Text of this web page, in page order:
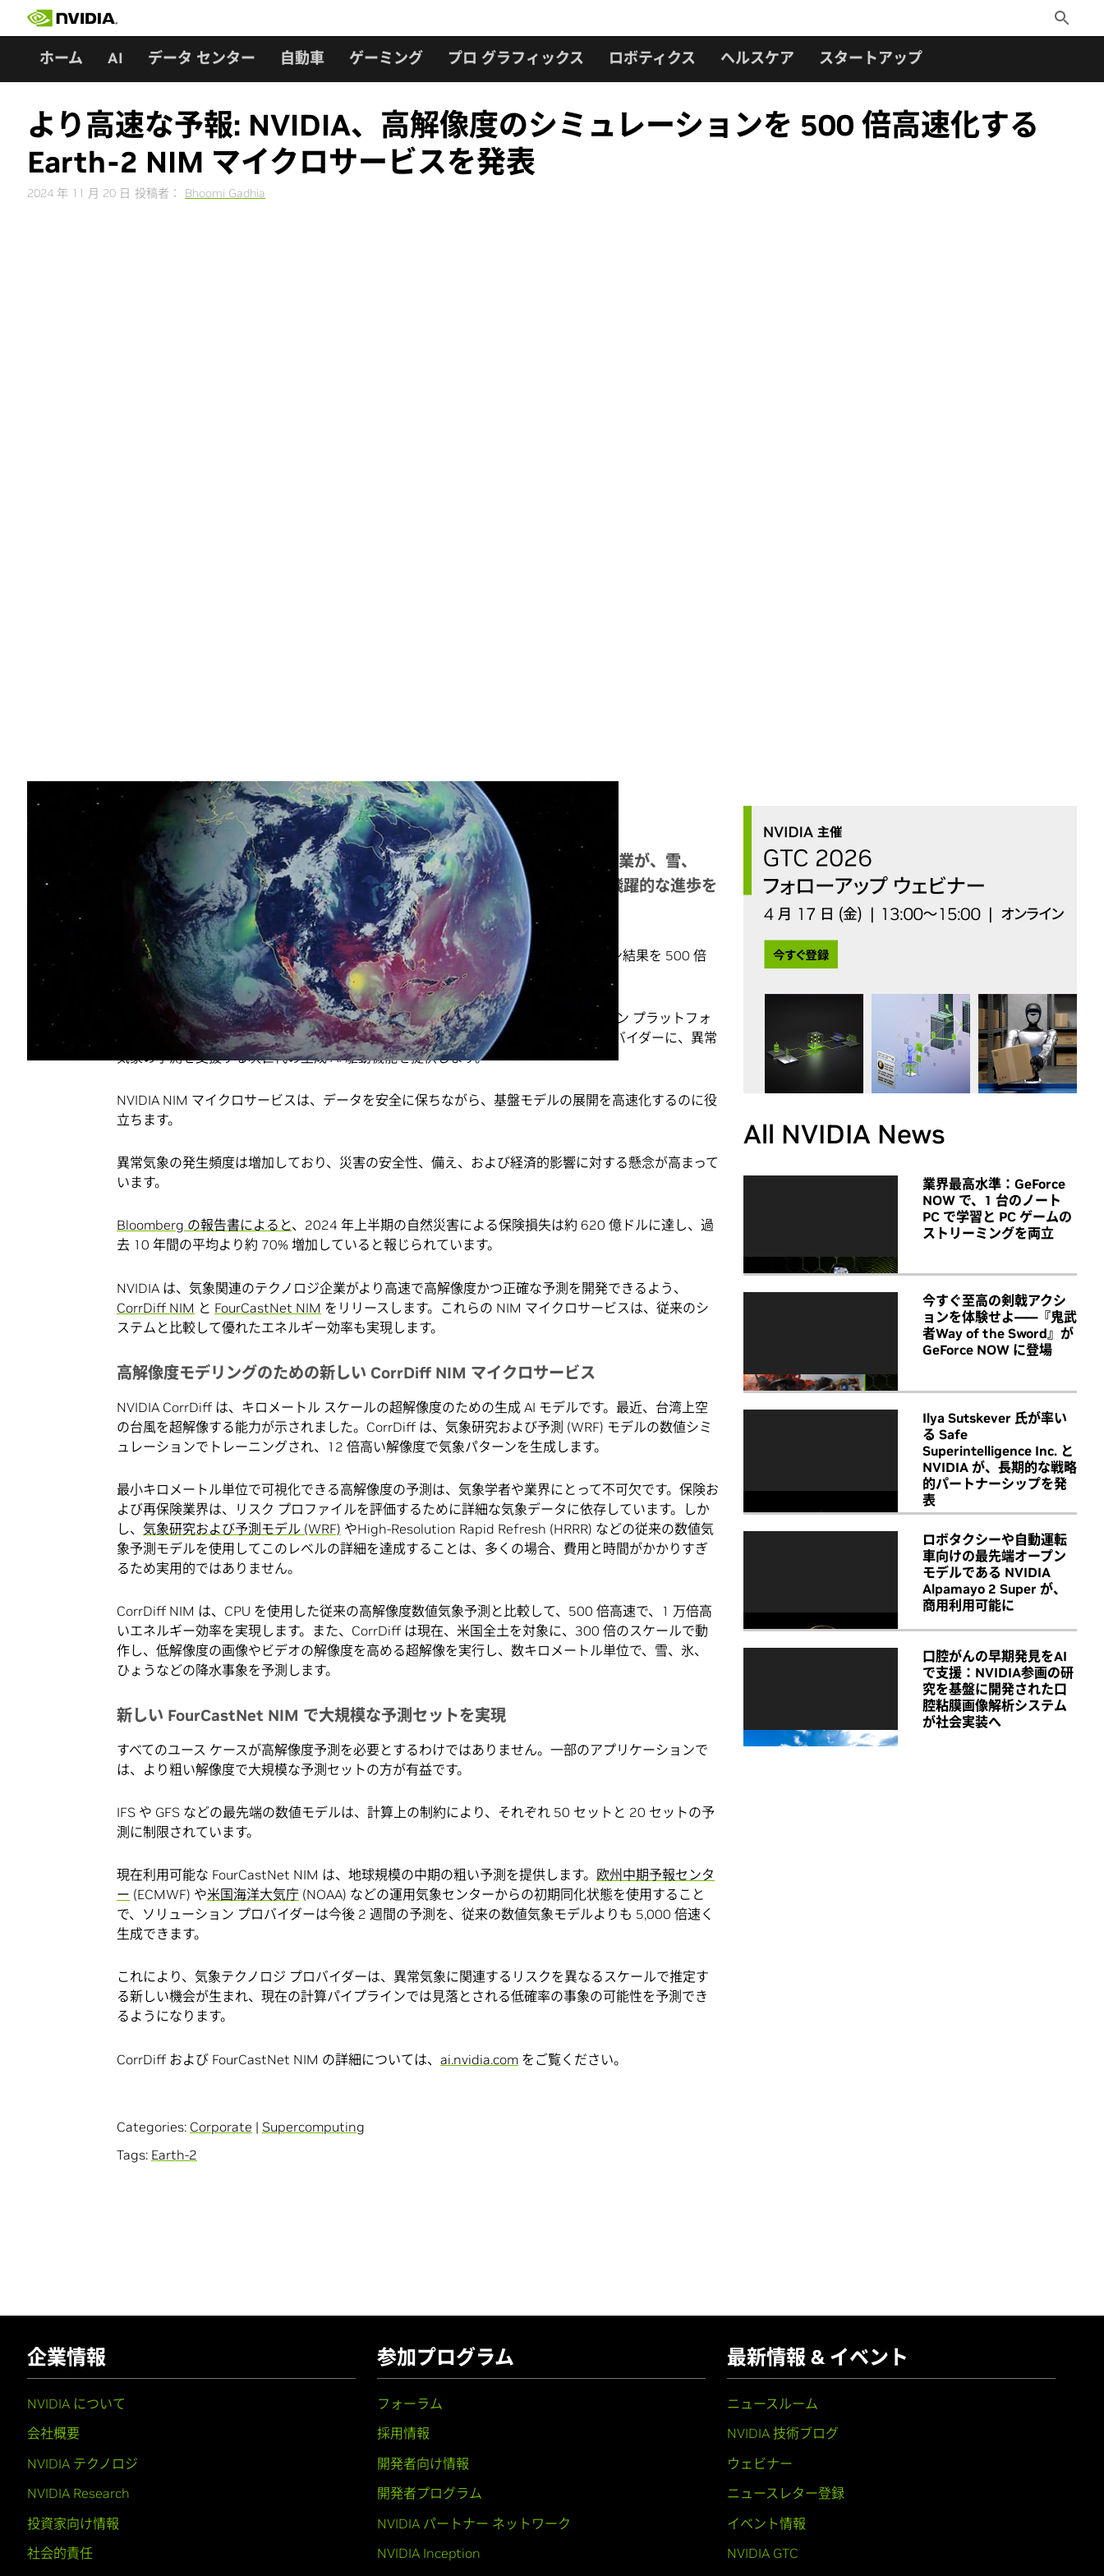
Toggle
Search
ホーム AI データ センター 自動車 ゲーミング プロ グラフィックス ロボティクス ヘルスケア スタートアップ
より高速な予報: NVIDIA、高解像度のシミュレーションを 500 倍高速化する
Earth-2 NIM マイクロサービスを発表
2024 年 11 月 20 日 投稿者： Bhoomi Gadhia
新しい NVIDIA NIM マイクロサービスにより、気象関連のテクノロジ企業が、雪、
氷、ひょうを予測する AI モデルの開発および展開を可能にするうえで飛躍的な進歩を
もたらす
NVIDIA は本日、SC24 で、NVIDIA Earth-2 で気候変動モデリングのシミュレーション結果を 500 倍
高速化できる 2 つの新しい NIM マイクロサービスを発表しました。
Earth-2 は、気象および気候の条件をシミュレーションし、可視化するデジタル ツイン プラットフォ
ームです。新しい NIM マイクロサービスは、気象テクノロジ アプリケーション プロバイダーに、異常
気象の予測を支援する次世代の生成 AI 駆動機能を提供します。
NVIDIA NIM マイクロサービスは、データを安全に保ちながら、基盤モデルの展開を高速化するのに役
立ちます。
異常気象の発生頻度は増加しており、災害の安全性、備え、および経済的影響に対する懸念が高まって
います。
Bloomberg の報告書によると、2024 年上半期の自然災害による保険損失は約 620 億ドルに達し、過
去 10 年間の平均より約 70% 増加していると報じられています。
NVIDIA は、気象関連のテクノロジ企業がより高速で高解像度かつ正確な予測を開発できるよう、
CorrDiff NIM と FourCastNet NIM をリリースします。これらの NIM マイクロサービスは、従来のシ
ステムと比較して優れたエネルギー効率も実現します。
高解像度モデリングのための新しい CorrDiff NIM マイクロサービス
NVIDIA CorrDiff は、キロメートル スケールの超解像度のための生成 AI モデルです。最近、台湾上空
の台風を超解像する能力が示されました。CorrDiff は、気象研究および予測 (WRF) モデルの数値シミ
ュレーションでトレーニングされ、12 倍高い解像度で気象パターンを生成します。
最小キロメートル単位で可視化できる高解像度の予測は、気象学者や業界にとって不可欠です。保険お
よび再保険業界は、リスク プロファイルを評価するために詳細な気象データに依存しています。しか
し、 気象研究および予測モデル (WRF) やHigh-Resolution Rapid Refresh (HRRR) などの従来の数値気
象予測モデルを使用してこのレベルの詳細を達成することは、多くの場合、費用と時間がかかりすぎ
るため実用的ではありません。
CorrDiff NIM は、CPU を使用した従来の高解像度数値気象予測と比較して、500 倍高速で、1 万倍高
いエネルギー効率を実現します。また、CorrDiff は現在、米国全土を対象に、300 倍のスケールで動
作し、低解像度の画像やビデオの解像度を高める超解像を実行し、数キロメートル単位で、雪、氷、
ひょうなどの降水事象を予測します。
新しい FourCastNet NIM で大規模な予測セットを実現
すべてのユース ケースが高解像度予測を必要とするわけではありません。一部のアプリケーションで
は、より粗い解像度で大規模な予測セットの方が有益です。
IFS や GFS などの最先端の数値モデルは、計算上の制約により、それぞれ 50 セットと 20 セットの予
測に制限されています。
現在利用可能な FourCastNet NIM は、地球規模の中期の粗い予測を提供します。 欧州中期予報センタ
ー (ECMWF) や米国海洋大気庁 (NOAA) などの運用気象センターからの初期同化状態を使用すること
で、ソリューション プロバイダーは今後 2 週間の予測を、従来の数値気象モデルよりも 5,000 倍速く
生成できます。
これにより、気象テクノロジ プロバイダーは、異常気象に関連するリスクを異なるスケールで推定す
る新しい機会が生まれ、現在の計算パイプラインでは見落とされる低確率の事象の可能性を予測でき
るようになります。
CorrDiff および FourCastNet NIM の詳細については、 ai.nvidia.com をご覧ください。
Categories: Corporate | Supercomputing
Tags: Earth-2
All NVIDIA News
業界最高水準：GeForce
NOW で、1 台のノート
PC で学習と PC ゲームの
ストリーミングを両立
今すぐ至高の剣戟アクシ
ョンを体験せよ――『鬼武
者Way of the Sword』が
GeForce NOW に登場
Ilya Sutskever 氏が率い
る Safe
Superintelligence Inc. と
NVIDIA が、長期的な戦略
的パートナーシップを発
表
ロボタクシーや自動運転
車向けの最先端オープン
モデルである NVIDIA
Alpamayo 2 Super が、
商用利用可能に
口腔がんの早期発見をAI
で支援：NVIDIA参画の研
究を基盤に開発された口
腔粘膜画像解析システム
が社会実装へ
企業情報
NVIDIA について
会社概要
NVIDIA テクノロジ
NVIDIA Research
投資家向け情報
社会的責任
参加プログラム
フォーラム
採用情報
開発者向け情報
開発者プログラム
NVIDIA パートナー ネットワーク
NVIDIA Inception
最新情報 & イベント
ニュースルーム
NVIDIA 技術ブログ
ウェビナー
ニュースレター登録
イベント情報
NVIDIA GTC